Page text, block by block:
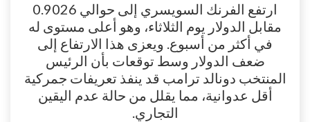
ارتفع الفرنك السويسري إلى حوالي 0.9026
مقابل الدولار يوم الثلاثاء، وهو أعلى مستوى له
في أكثر من أسبوع. ويعزى هذا الارتفاع إلى
ضعف الدولار وسط توقعات بأن الرئيس
المنتخب دونالد ترامب قد ينفذ تعريفات جمركية
أقل عدوانية، مما يقلل من حالة عدم اليقين
التجاري.